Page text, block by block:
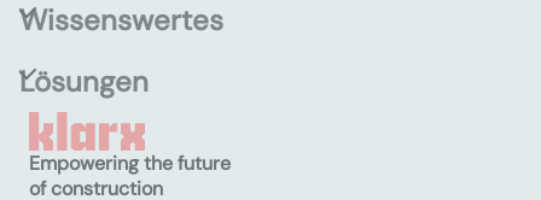
Wissenswertes
Lösungen
Empowering the future
of construction